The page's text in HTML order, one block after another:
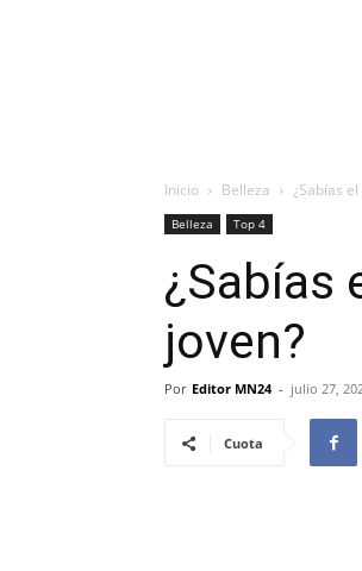
Inicio Belleza ¿Sabías
Belleza Top 4
¿Sabías
joven?
Por Editor MN24 - julio 27,
Cuota